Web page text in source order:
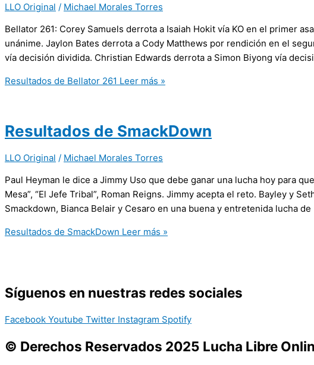
LLO Original / Michael Morales Torres
Bellator 261: Corey Samuels derrota a Isaiah Hokit vía KO en el primer
unánime. Jaylon Bates derrota a Cody Matthews por rendición en el
vía decisión dividida. Christian Edwards derrota a Simon Biyong vía
Resultados de Bellator 261 Leer más »
Resultados de SmackDown
LLO Original / Michael Morales Torres
Paul Heyman le dice a Jimmy Uso que debe ganar una lucha hoy para
Mesa”, “El Jefe Tribal”, Roman Reigns. Jimmy acepta el reto. Bayley y
Smackdown, Bianca Belair y Cesaro en una buena y entretenida lucha de
Resultados de SmackDown Leer más »
Síguenos en nuestras redes sociales
Facebook Youtube Twitter Instagram Spotify
© Derechos Reservados 2025 Lucha Libre